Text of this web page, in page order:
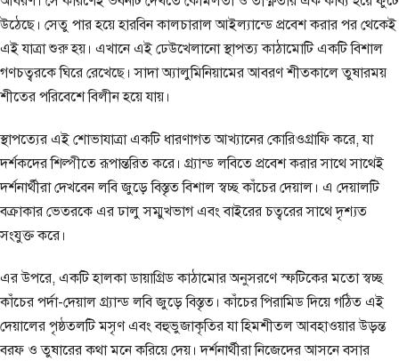
উঠেছে। সেতু পার হয়ে হারবিন কালচারাল আইল্যান্ডে প্রবেশ করার পর থেকেই
এই যাত্রা শুরু হয়। এখানে এই ঢেউখেলানো স্থাপত্য কাঠামোটি একটি বিশাল
গণচত্বরকে ঘিরে রেখেছে। সাদা অ্যালুমিনিয়ামের আবরণ শীতকালে তুষারময়
শীতের পরিবেশে বিলীন হয়ে যায়।
স্থাপত্যের এই শোভাযাত্রা একটি ধারণাগত আখ্যানের কোরিওগ্রাফি করে, যা
দর্শকদের শিল্পীতে রূপান্তরিত করে। গ্র্যান্ড লবিতে প্রবেশ করার সাথে সাথেই
দর্শনার্থীরা দেখবেন লবি জুড়ে বিস্তৃত বিশাল স্বচ্ছ কাঁচের দেয়াল। এ দেয়ালটি
বক্রাকার ভেতরকে এর ঢালু সম্মুখভাগ এবং বাইরের চত্বরের সাথে দৃশ্যত
সংযুক্ত করে।
এর উপরে, একটি হালকা ডায়াগ্রিড কাঠামোর অনুসরণে স্ফটিকের মতো স্বচ্ছ
কাঁচের পর্দা-দেয়াল গ্র্যান্ড লবি জুড়ে বিস্তৃত। কাঁচের পিরামিড দিয়ে গঠিত এই
দেয়ালের পৃষ্ঠতলটি মসৃণ এবং বহুভুজাকৃতির যা হিমশীতল আবহাওয়ার উড়ন্ত
বরফ ও তুষারের কথা মনে করিয়ে দেয়। দর্শনার্থীরা নিজেদের আসনে বসার